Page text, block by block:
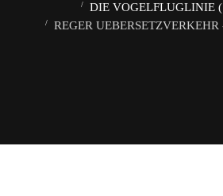
DIE VOGELFLUGLINIE
REGER